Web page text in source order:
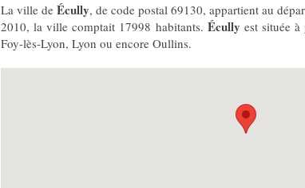
La ville de Écully, de code postal 69130, appartient au
2010, la ville comptait 17998 habitants. Écully est située
Foy-lès-Lyon, Lyon ou encore Oullins.